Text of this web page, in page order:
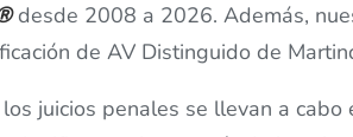
desde 2008 a 2026. Además,
de AV Distinguido de
juicios penales se llevan a